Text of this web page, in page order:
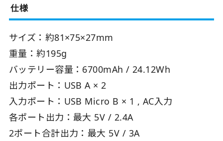
仕様
サイズ：約81×75×27mm
重量：約195g
バッテリー容量：6700mAh / 24.12Wh
出力ポート：USB A × 2
入力ポート：USB Micro B × 1 , AC入力
各ポート出力：最大 5V / 2.4A
2ポート合計出力：最大 5V / 3A